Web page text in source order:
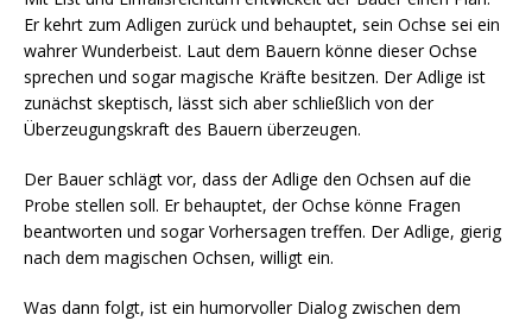
Er kehrt zum Adligen zurück und behauptet, sein Ochse sei ein
wahrer Wunderbeist. Laut dem Bauern könne dieser Ochse
sprechen und sogar magische Kräfte besitzen. Der Adlige ist
zunächst skeptisch, lässt sich aber schließlich von der
Überzeugungskraft des Bauern überzeugen.
Der Bauer schlägt vor, dass der Adlige den Ochsen auf die
Probe stellen soll. Er behauptet, der Ochse könne Fragen
beantworten und sogar Vorhersagen treffen. Der Adlige, gierig
nach dem magischen Ochsen, willigt ein.
Was dann folgt, ist ein humorvoller Dialog zwischen dem